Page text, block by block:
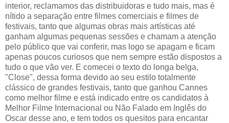
interior, reclamamos das distribuidoras e tudo mais, mas é
nítido a separação entre filmes comerciais e filmes de
festivais, tanto que algumas obras mais artísticas até
ganham algumas pequenas sessões e chamam a atenção
pelo público que vai conferir, mas logo se apagam e ficam
apenas poucos curiosos que nem sempre estão dispostos a
tudo o que vão ver. E comecei o texto do longa belga,
"Close", dessa forma devido ao seu estilo totalmente
clássico de grandes festivais, tanto que ganhou Cannes
como melhor filme e está indicado entre os candidatos à
Melhor Filme Internacional ou Não Falado em Inglês do
Oscar desse ano, e tem todos os quesitos para encantar